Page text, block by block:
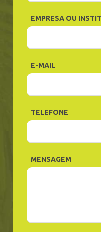
EMPRESA OU
E-MAIL
TELEFONE
MENSAGEM